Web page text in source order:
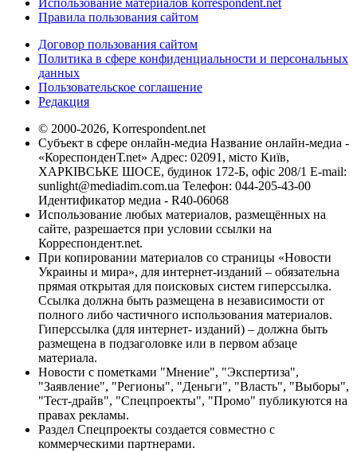
Правила пользования сайтом
Договор пользования сайтом
Политика в сфере конфиденциальности и персональных
данных
Пользовательское соглашение
Редакция
© 2000-2026, Korrespondent.net
Субъект в сфере онлайн-медиа Название онлайн-медиа -
«КореспонденТ.net» Адрес: 02091, місто Київ,
ХАРКІВСЬКЕ ШОСЕ, будинок 172-Б, офіс 208/1 E-mail:
sunlight@mediadim.com.ua Телефон: 044-205-43-00
Идентификатор медиа - R40-06068
Использование любых материалов, размещённых на
сайте, разрешается при условии ссылки на
Корреспондент.net.
При копировании материалов со страницы «Новости
Украины и мира», для интернет-изданий – обязательна
прямая открытая для поисковых систем гиперссылка.
Ссылка должна быть размещена в независимости от
полного либо частичного использования материалов.
Гиперссылка (для интернет- изданий) – должна быть
размещена в подзаголовке или в первом абзаце
материала.
Новости с пометками "Мнение", "Экспертиза",
"Заявление", "Регионы", "Деньги", "Власть", "Выборы",
"Тест-драйв", "Спецпроекты", "Промо" публикуются на
правах рекламы.
Раздел Спецпроекты создается совместно с
коммерческими партнерами.